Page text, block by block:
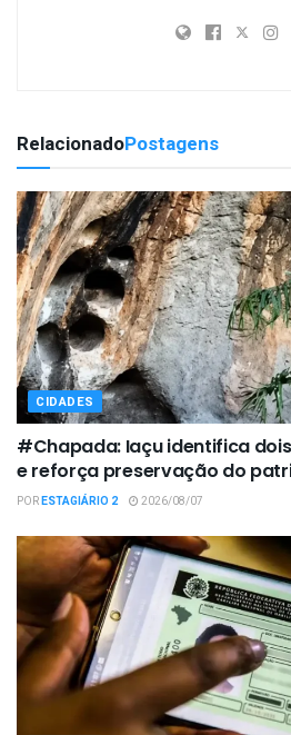
RelacionadoPostagens
CIDADES
#Chapada: Iaçu identifica
e reforça preservação do
PORESTAGIÁRIO 2 2026/08/07